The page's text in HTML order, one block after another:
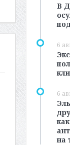
В
6
6
на